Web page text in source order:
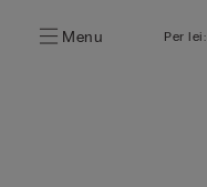
Menu Per lei: